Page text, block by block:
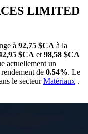
LIMITED
à 92,75 $CA à la
$CA et 98,58 $CA
actuellement un
de 0.54%. Le
le secteurMatériaux .